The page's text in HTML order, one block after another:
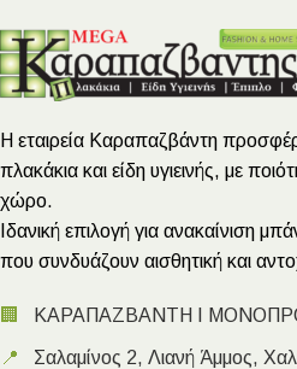
Η εταιρεία Καραπαζβάντη
πλακάκια και είδη υγιεινής, με
χώρο.
Ιδανική επιλογή για ανακαίνιση
που συνδυάζουν αισθητική και
🏢 ΚΑΡΑΠΑΖΒΑΝΤΗ Ι
📍 Σαλαμίνος 2, Λιανή Άμμος,